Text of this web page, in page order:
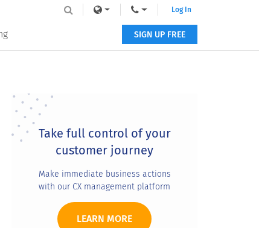
Log In
SIGN UP FREE
Primary
Sidebar
Take full control of your
customer journey
Make immediate business actions
with our CX management platform
LEARN MORE